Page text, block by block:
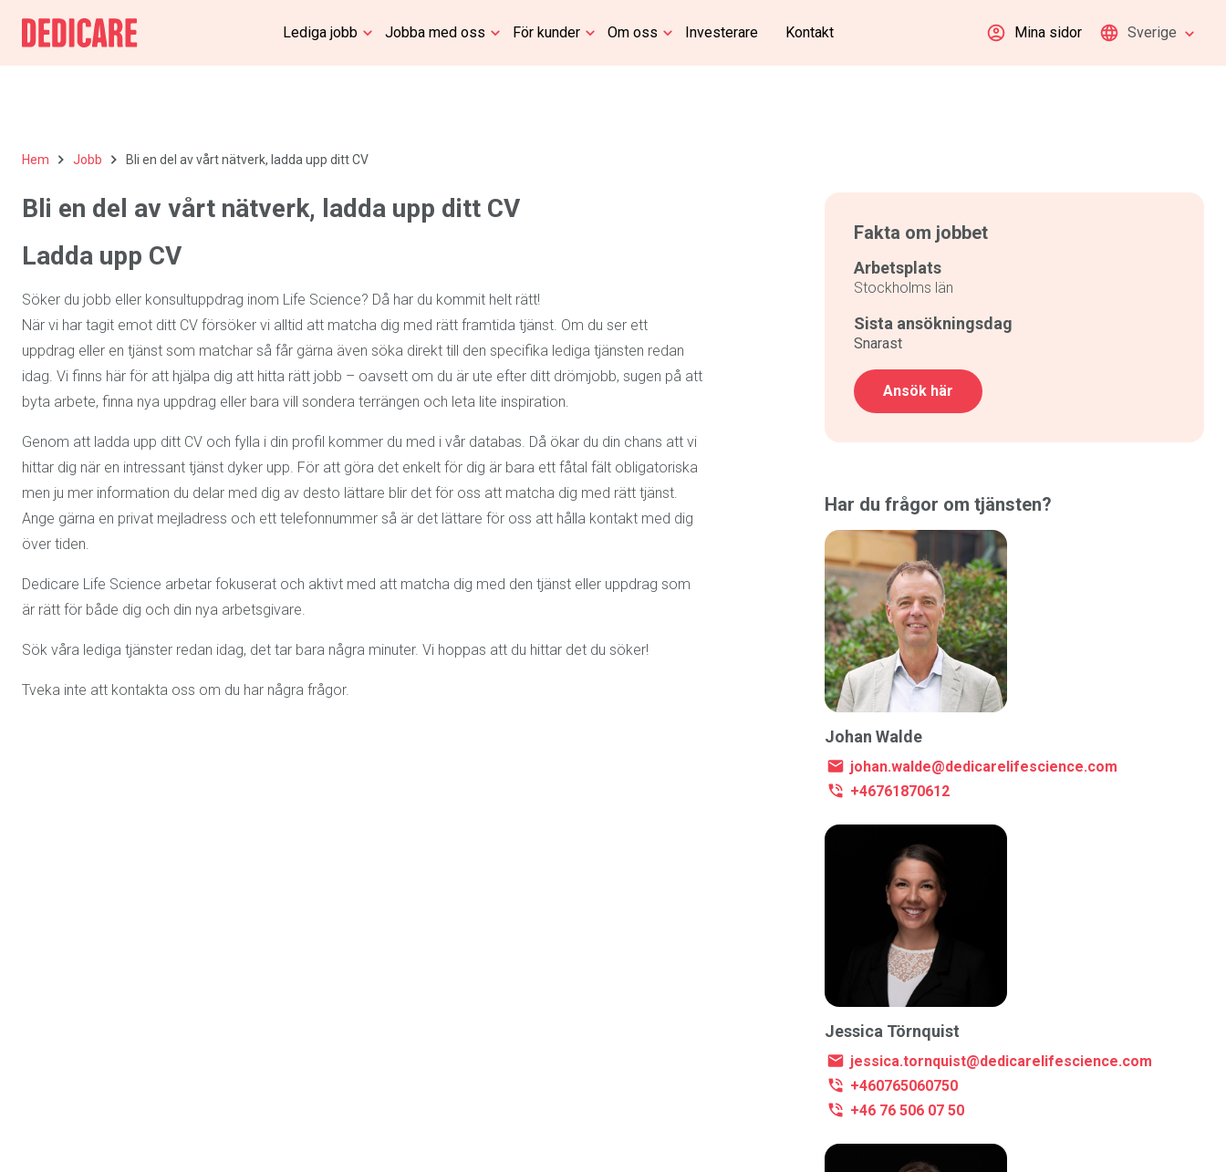
Lediga jobb Jobba med oss För kunder Om oss Investerare Kontakt Mina sidor Sverige
Hem Jobb Bli en del av vårt nätverk, ladda upp ditt CV
Bli en del av vårt nätverk, ladda upp ditt CV
Ladda upp CV
Söker du jobb eller konsultuppdrag inom Life Science? Då har du kommit helt rätt!
När vi har tagit emot ditt CV försöker vi alltid att matcha dig med rätt framtida tjänst. Om du ser ett
uppdrag eller en tjänst som matchar så får gärna även söka direkt till den specifika lediga tjänsten redan
idag. Vi finns här för att hjälpa dig att hitta rätt jobb – oavsett om du är ute efter ditt drömjobb, sugen på att
byta arbete, finna nya uppdrag eller bara vill sondera terrängen och leta lite inspiration.
Genom att ladda upp ditt CV och fylla i din profil kommer du med i vår databas. Då ökar du din chans att vi
hittar dig när en intressant tjänst dyker upp. För att göra det enkelt för dig är bara ett fåtal fält obligatoriska
men ju mer information du delar med dig av desto lättare blir det för oss att matcha dig med rätt tjänst.
Ange gärna en privat mejladress och ett telefonnummer så är det lättare för oss att hålla kontakt med dig
över tiden.
Dedicare Life Science arbetar fokuserat och aktivt med att matcha dig med den tjänst eller uppdrag som
är rätt för både dig och din nya arbetsgivare.
Sök våra lediga tjänster redan idag, det tar bara några minuter. Vi hoppas att du hittar det du söker!
Tveka inte att kontakta oss om du har några frågor.
Fakta om jobbet
Arbetsplats
Stockholms län
Sista ansökningsdag
Snarast
Ansök här
Har du frågor om tjänsten?
Johan Walde
johan.walde@dedicarelifescience.com
+46761870612
Jessica Törnquist
jessica.tornquist@dedicarelifescience.com
+460765060750
+46 76 506 07 50